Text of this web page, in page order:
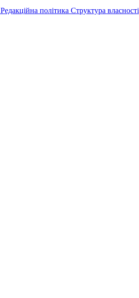
Редакційна політика Структура власності